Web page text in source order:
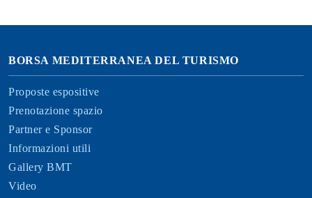
BORSA MEDITERRANEA DEL TURISMO
Proposte espositive
Prenotazione spazio
Partner e Sponsor
Informazioni utili
Gallery BMT
Video